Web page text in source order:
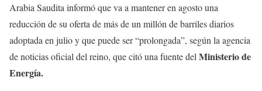
Arabia Saudita informó que va a mantener en agosto una
reducción de su oferta de más de un millón de barriles diarios
adoptada en julio y que puede ser “prolongada”, según la agencia
de noticias oficial del reino, que citó una fuente del Ministerio de
Energía.